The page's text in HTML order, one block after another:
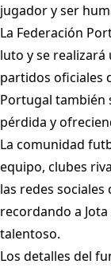
jugador y ser
La Federación
luto y se
partidos oficiales
Portugal también
pérdida y
La comunidad
equipo, clubes
las redes sociales
recordando a
talentoso.
Los detalles del